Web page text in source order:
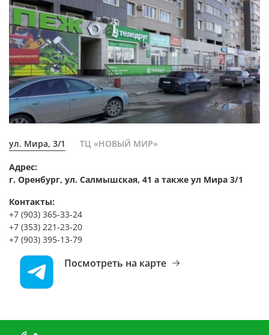
ул. Мира, 3/1 ТЦ «НОВЫЙ МИР»
Адрес:
г. Оренбург, ул. Салмышская, 41 а также ул Мира 3/1
Контакты:
+7 (903) 365-33-24
+7 (353) 221-23-20
+7 (903) 395-13-79
Посмотреть на карте